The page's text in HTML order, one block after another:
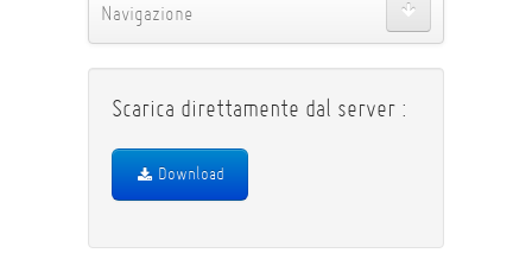
Navigazione
Scarica direttamente dal server :
Download